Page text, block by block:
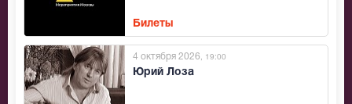
Билеты
Юрий Лоза
4 октября 2026 , 19:00